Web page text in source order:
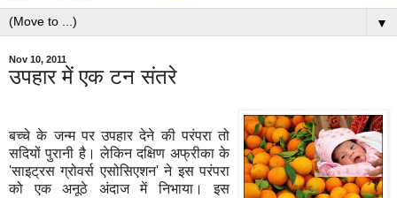
▼
Nov 10, 2011
उपहार में एक टन संतरे
बच्चे के जन्म पर उपहार देने की परंपरा तो
सदियों पुरानी है। लेकिन दक्षिण अफ्रीका के
'साइट्रस ग्रोवर्स एसोसिएशन' ने इस परंपरा
को एक अनूठे अंदाज में निभाया। इस